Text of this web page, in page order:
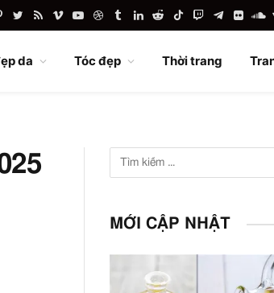
TwitterRSSVimeoYouTube
Dribbble
TumblrLinkedIn
RedditTikTokTwitchTelegram
Flickr
da Tóc đẹp Thời trang
MỚI CẬP NHẬT